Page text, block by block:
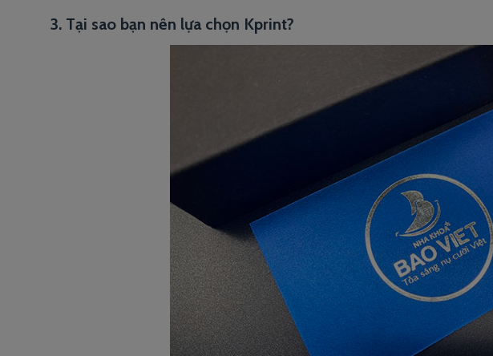
3. Tại sao bạn nên lựa chọn Kprint?